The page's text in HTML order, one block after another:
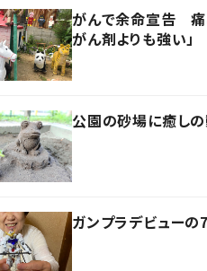
がんで余命宣告 痛
がん剤よりも強い」
公園の砂場に癒し
ガンプラデビュー